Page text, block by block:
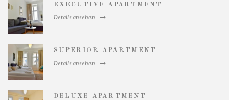
EXECUTIVE APARTMENT
Details ansehen
SUPERIOR APARTMENT
Details ansehen
DELUXE APARTMENT